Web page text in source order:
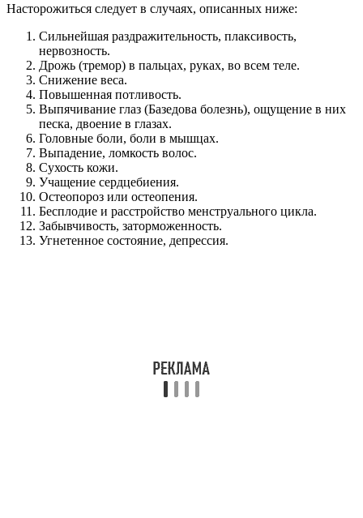
Насторожиться следует в случаях, описанных ниже:
Сильнейшая раздражительность, плаксивость,
нервозность.
Дрожь (тремор) в пальцах, руках, во всем теле.
Снижение веса.
Повышенная потливость.
Выпячивание глаз (Базедова болезнь), ощущение в них
песка, двоение в глазах.
Головные боли, боли в мышцах.
Выпадение, ломкость волос.
Сухость кожи.
Учащение сердцебиения.
Остеопороз или остеопения.
Бесплодие и расстройство менструального цикла.
Забывчивость, заторможенность.
Угнетенное состояние, депрессия.